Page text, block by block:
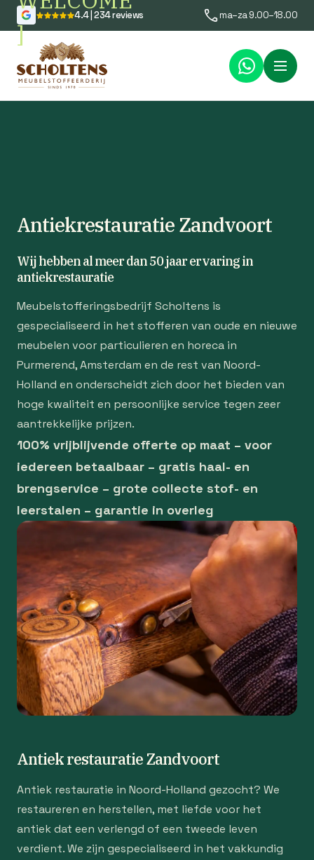
]
4.4 | 234 reviews ma–za 9.00–18.00
Menu
Antiekrestauratie Zandvoort
Wij hebben al meer dan 50 jaar ervaring in
antiekrestauratie
Meubelstofferingsbedrijf Scholtens is
gespecialiseerd in het stofferen van oude en nieuwe
meubelen voor particulieren en horeca in
Purmerend, Amsterdam en de rest van Noord-
Holland en onderscheidt zich door het bieden van
hoge kwaliteit en persoonlijke service tegen zeer
aantrekkelijke prijzen.
100% vrijblijvende offerte op maat – voor
iedereen betaalbaar – gratis haal- en
brengservice – grote collecte stof- en
leerstalen – garantie in overleg
Antiek restauratie Zandvoort
Antiek restauratie in Noord-Holland gezocht? We
restaureren en herstellen, met liefde voor het
antiek dat een verlengd of een tweede leven
verdient. We zijn gespecialiseerd in het vakkundig